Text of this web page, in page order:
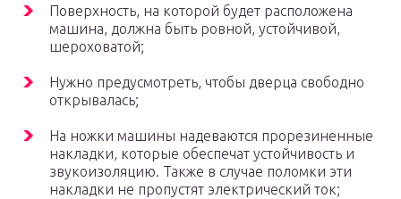
Поверхность, на которой будет расположена
машина, должна быть ровной, устойчивой,
шероховатой;
Нужно предусмотреть, чтобы дверца свободно
открывалась;
На ножки машины надеваются прорезиненные
накладки, которые обеспечат устойчивость и
звукоизоляцию. Также в случае поломки эти
накладки не пропустят электрический ток;